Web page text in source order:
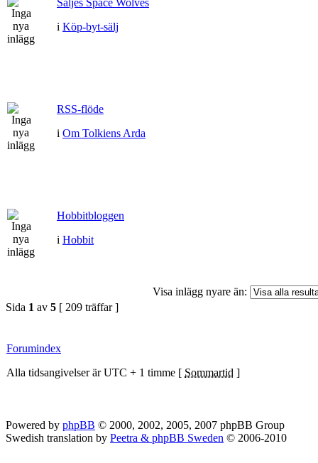
Säljes Space Wolves
i Köp-byt-sälj
RSS-flöde
i Om Tolkiens Arda
Hobbitbloggen
i Hobbit
Visa inlägg nyare än:
Sida 1 av 5 [ 209 träffar ]
Forumindex
Alla tidsangivelser är UTC + 1 timme [ Sommartid ]
Powered by phpBB © 2000, 2002, 2005, 2007 phpBB Group
Swedish translation by Peetra & phpBB Sweden © 2006-2010